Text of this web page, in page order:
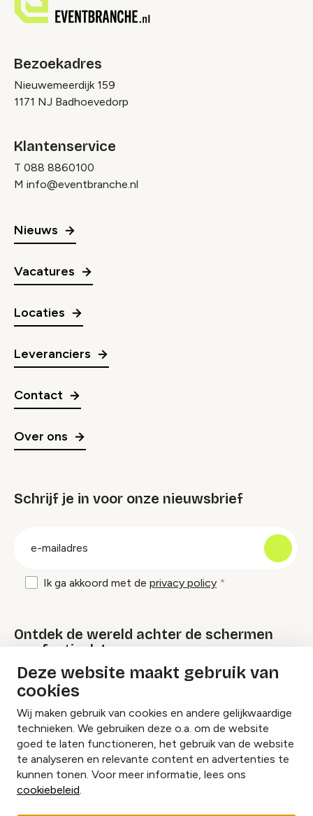
Deze website maakt gebruik van
cookies
Wij maken gebruik van cookies en andere gelijkwaardige
technieken. We gebruiken deze o.a. om de website
goed te laten functioneren, het gebruik van de website
te analyseren en relevante content en advertenties te
kunnen tonen. Voor meer informatie, lees ons
cookiebeleid.
Bezoekadres
Nieuwemeerdijk 159
1171 NJ Badhoevedorp
Klantenservice
T 088 8860100
M info@eventbranche.nl
Nieuws
Vacatures
Locaties
Leveranciers
Contact
Over ons
Schrijf je in voor onze nieuwsbrief
Ik ga akkoord met de privacy policy
Ontdek de wereld achter de schermen
van festivals!
Lees onze Festival Specials
InstagramFacebookLinkedIn
Cookies beheren